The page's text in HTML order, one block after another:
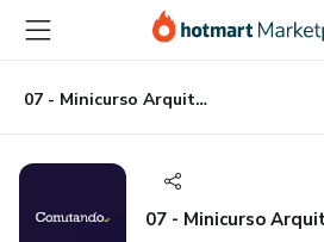
para
conteúdo
principal
para
pagamento
para
rodapé
07 - Minicurso Arquiteturas
07 - Minicurso